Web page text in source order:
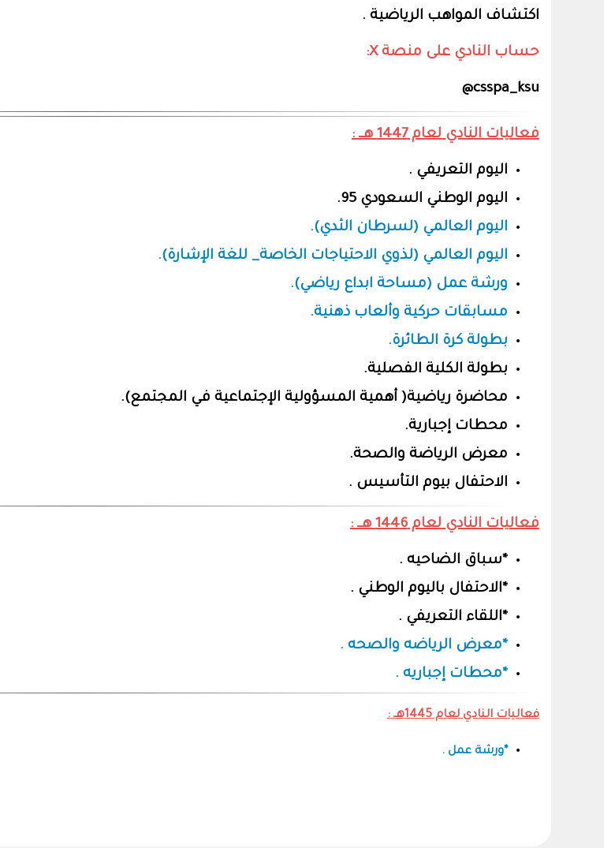
اكتشاف المواهب الرياضية .
حساب النادي على منصة X:
csspa_ksu@
فعاليات النادي لعام 1447 هــ :
اليوم التعريفي .
اليوم الوطني السعودي 95.
اليوم العالمي (لسرطان الثدي).
اليوم العالمي (لذوي الاحتياجات الخاصة_ للغة الإشارة).
ورشة عمل (مساحة ابداع رياضي).
مسابقات حركية وألعاب ذهنية.
بطولة كرة الطائرة.
بطولة الكلية الفصلية.
محاضرة رياضية( أهمية المسؤولية الإجتماعية في المجتمع).
محطات إجبارية.
معرض الرياضة والصحة.
الاحتفال بيوم التأسيس .
فعاليات النادي لعام 1446 هــ :
*سباق الضاحيه .
*الاحتفال باليوم الوطني .
*اللقاء التعريفي .
*معرض الرياضه والصحه .
*محطات إجباريه .
فعاليات النادي لعام 1445هــ :
*ورشة عمل .